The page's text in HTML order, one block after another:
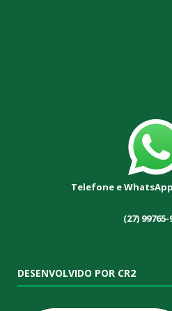
Telefone e
(27) 99765-
DESENVOLVIDO POR CR2